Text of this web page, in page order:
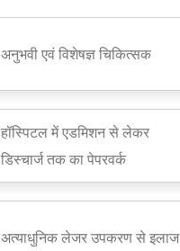
अनुभवी एवं विशेषज्ञ चिकित्सक
हॉस्पिटल में एडमिशन से लेकर
डिस्चार्ज तक का पेपरवर्क
अत्याधुनिक लेजर उपकरण से इलाज